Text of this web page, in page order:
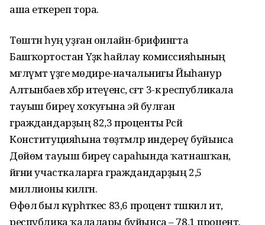
аша еткереп тора.
Төштән һуң уҙған онлайн-брифингта
Башҡортостан Үҙәк һайлау комиссияһының
мәғлүмәт үҙәге мөдире-начальнигы Йыһанур
Алтынбаев хәбәр итеүенсә, сәғәт 3-кә республикала
тауыш биреү хоҡуғына эйә булған
граждандарҙың 82,3 проценты Рәсәй
Конституцияһына төҙәтмәләр индереү буйынса
Дөйөм тауыш биреү сараһында ҡатнашҡан,
йәғни участкаларға граждандарҙың 2,5
миллионы килгән.
Өфөлә был күрһәткес 83,6 процент тәшкил итә, ә
республика ҡалалары буйынса – 78,1 процент.